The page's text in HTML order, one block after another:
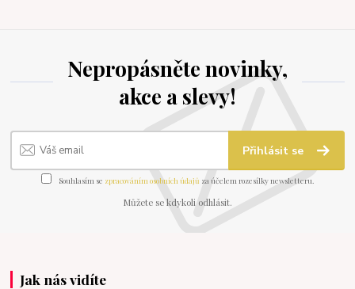
Nepropásněte novinky,
akce a slevy!
Přihlásit se
Souhlasím se zpracováním osobních údajů za účelem rozesílky newsletteru.
Můžete se kdykoli odhlásit.
Jak nás vidíte